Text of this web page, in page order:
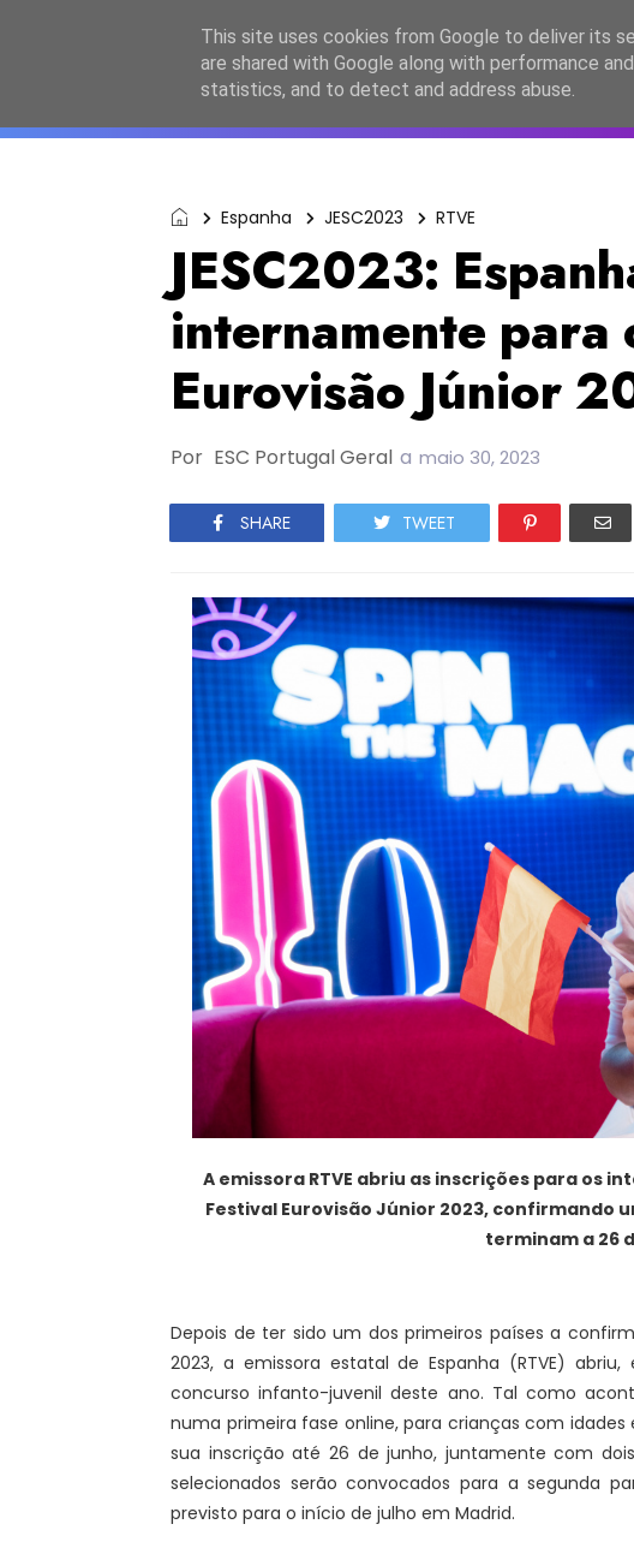
ESC2027 JESC2026 FC2026
Espanha JESC2023 RTVE
JESC2023:
internamente para
Eurovisão Júnior
Por ESC Portugal Geral a maio 30, 2023
SHARE TWEET
A emissora RTVE abriu as inscrições para os
Festival Eurovisão Júnior 2023, confirmando
terminam a 26
Depois de ter sido um dos primeiros países a
2023, a emissora estatal de Espanha (RTVE)
concurso infanto-juvenil deste ano. Tal como
numa primeira fase online, para crianças com
sua inscrição até 26 de junho, juntamente com
selecionados serão convocados para a segunda
previsto para o início de julho em Madrid.
This site uses cookies from Google to deliver its
are shared with Google along with performance
statistics, and to detect and address abuse.